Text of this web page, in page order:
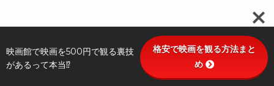
映画館で映画を500円で観る裏技
があるって本当⁉
格安で映画を観る方法まと
め